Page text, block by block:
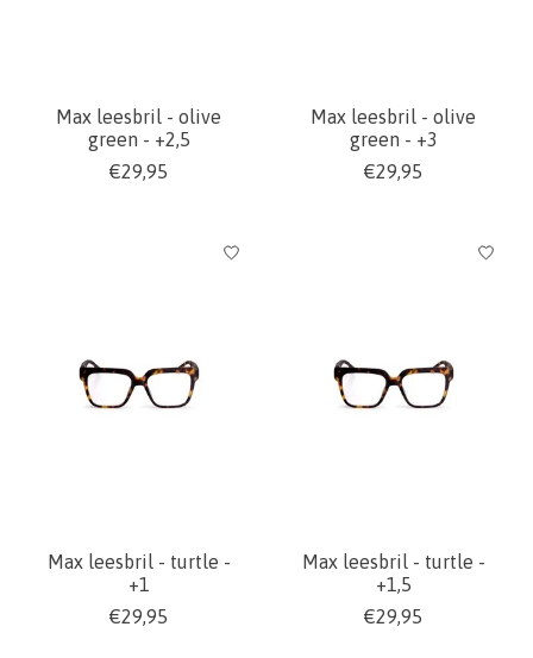
Max leesbril - olive
green - +2,5
€29,95
Max leesbril - olive
green - +3
€29,95
Max leesbril - turtle -
+1
€29,95
Max leesbril - turtle -
+1,5
€29,95